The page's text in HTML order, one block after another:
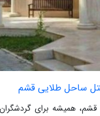
ساحل طلایی قشم
قشم، همیشه برای